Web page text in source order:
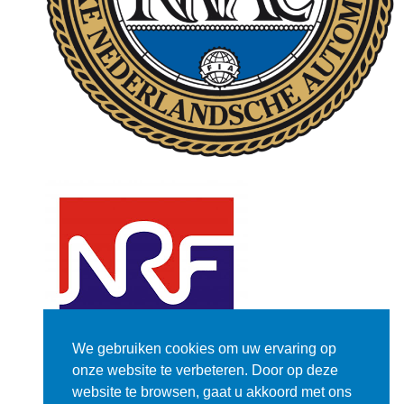
We gebruiken cookies om uw ervaring op
onze website te verbeteren. Door op deze
website te browsen, gaat u akkoord met ons